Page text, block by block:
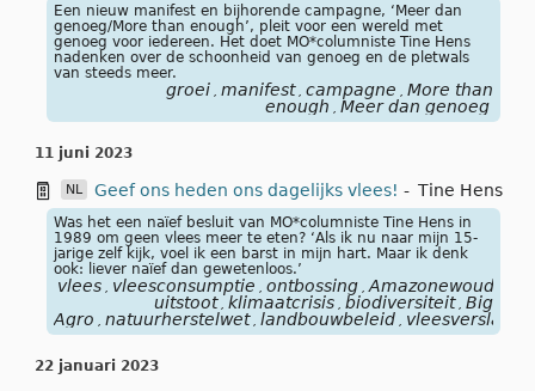
Een nieuw manifest en bijhorende campagne, ‘Meer dan
genoeg/More than enough’, pleit voor een wereld met
genoeg voor iedereen. Het doet MO*columniste Tine Hens
nadenken over de schoonheid van genoeg en de pletwals
van steeds meer.
groei manifest campagne
More than
enough
Meer dan genoeg
11 juni 2023
NL Geef ons heden ons dagelijks vlees! - Tine Hens
Was het een naïef besluit van MO*columniste Tine Hens in
1989 om geen vlees meer te eten? ‘Als ik nu naar mijn 15-
jarige zelf kijk, voel ik een barst in mijn hart. Maar ik denk
ook: liever naïef dan gewetenloos.’
vlees vleesconsumptie ontbossing Amazonewoud
uitstoot klimaatcrisis biodiversiteit Big
Agro
natuurherstelwet landbouwbeleid
22 januari 2023